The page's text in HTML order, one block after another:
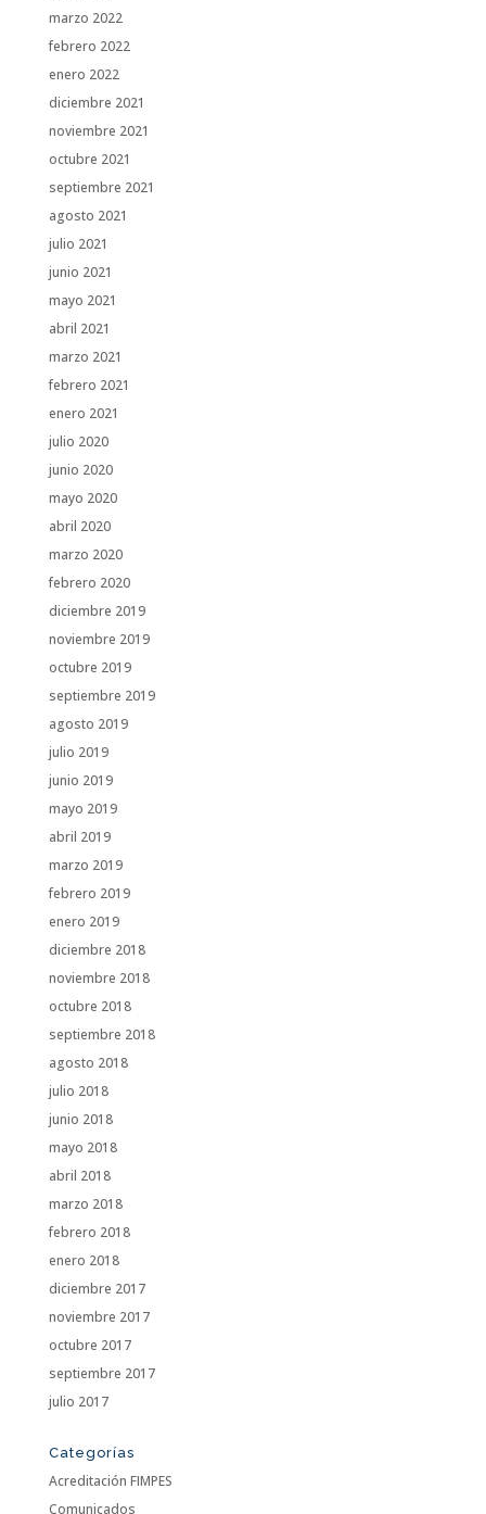
marzo 2022
febrero 2022
enero 2022
diciembre 2021
noviembre 2021
octubre 2021
septiembre 2021
agosto 2021
julio 2021
junio 2021
mayo 2021
abril 2021
marzo 2021
febrero 2021
enero 2021
julio 2020
junio 2020
mayo 2020
abril 2020
marzo 2020
febrero 2020
diciembre 2019
noviembre 2019
octubre 2019
septiembre 2019
agosto 2019
julio 2019
junio 2019
mayo 2019
abril 2019
marzo 2019
febrero 2019
enero 2019
diciembre 2018
noviembre 2018
octubre 2018
septiembre 2018
agosto 2018
julio 2018
junio 2018
mayo 2018
abril 2018
marzo 2018
febrero 2018
enero 2018
diciembre 2017
noviembre 2017
octubre 2017
septiembre 2017
julio 2017
Categorías
Acreditación FIMPES
Comunicados